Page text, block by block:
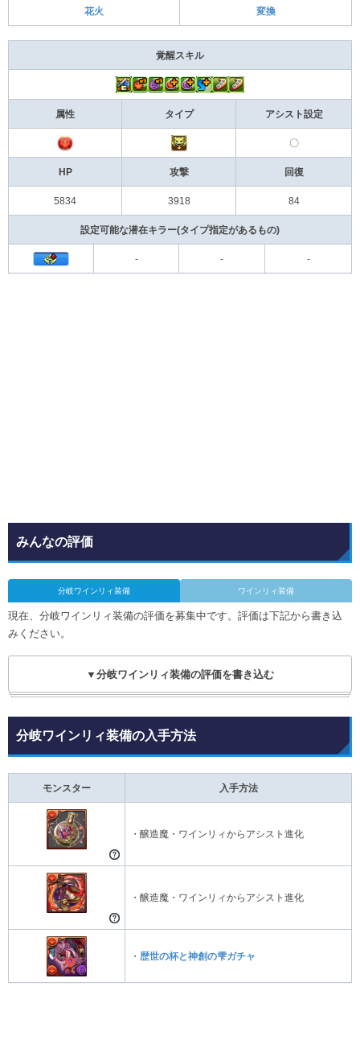
花火 変換
覚醒スキル
属性 タイプ アシスト設定
〇
HP 攻撃 回復
5834 3918 84
設定可能な潜在キラー(タイプ指定があるもの)
- - -
みんなの評価
分岐ワインリィ装備 ワインリィ装備
現在、分岐ワインリィ装備の評価を募集中です。評価は下記から書き込
みください。
▼分岐ワインリィ装備の評価を書き込む
分岐ワインリィ装備の入手方法
モンスター 入手方法
・醸造魔・ワインリィからアシスト進化
・醸造魔・ワインリィからアシスト進化
・ 歴世の杯と神創の雫ガチャ